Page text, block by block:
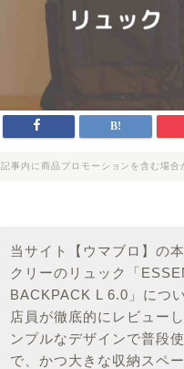
記事内に商品プロモーションを含む場合
当サイト【ウマブロ】の
クリーのリュック「
BACKPACK L 6.0」につ
店員が徹底的にレビュー
ンプルなデザインで普段
で、かつ大きな収納スペ